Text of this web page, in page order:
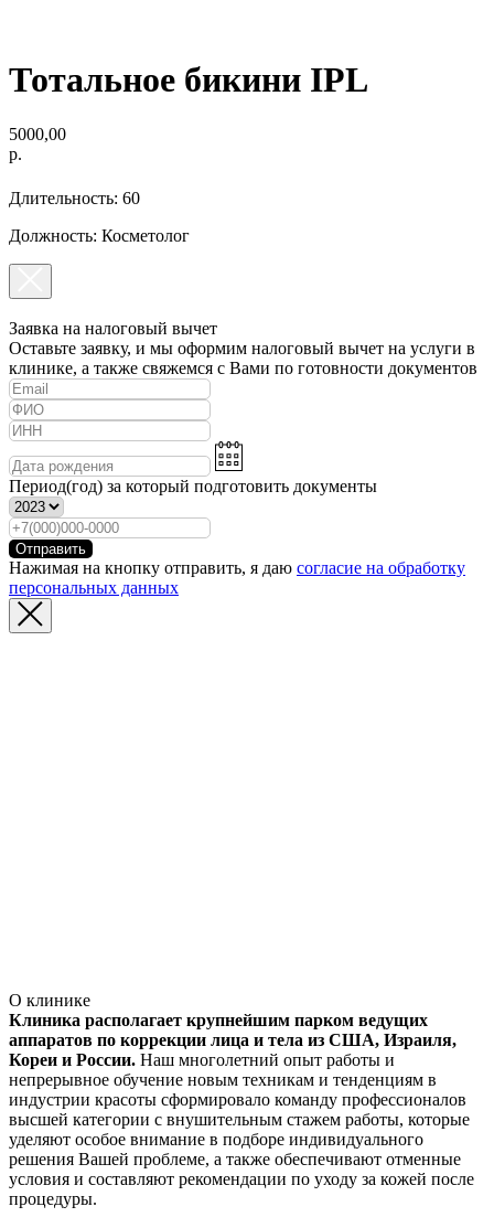
Тотальное бикини IPL
5000,00
р.
Длительность: 60
Должность: Косметолог
Заявка на налоговый вычет
Оставьте заявку, и мы оформим налоговый вычет на услуги в
клинике, а также свяжемся с Вами по готовности документов
Период(год) за который подготовить документы
Отправить
Нажимая на кнопку отправить, я даю согласие на обработку
персональных данных
О клинике
Клиника располагает крупнейшим парком ведущих
аппаратов по коррекции лица и тела из США, Израиля,
Кореи и России. Наш многолетний опыт работы и
непрерывное обучение новым техникам и тенденциям в
индустрии красоты сформировало команду профессионалов
высшей категории с внушительным стажем работы, которые
уделяют особое внимание в подборе индивидуального
решения Вашей проблеме, а также обеспечивают отменные
условия и составляют рекомендации по уходу за кожей после
процедуры.